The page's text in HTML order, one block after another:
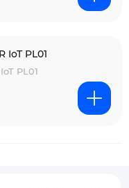
IoT PL01
PL01